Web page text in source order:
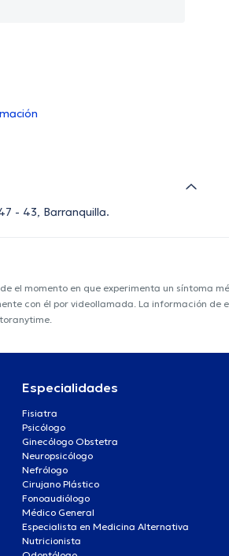
- 43, Barranquilla.
el momento en que experimenta un síntoma
con él por videollamada. La información
Especialidades
Fisiatra
Psicólogo
Ginecólogo Obstetra
Neuropsicólogo
Nefrólogo
Cirujano Plástico
Fonoaudiólogo
Médico General
Especialista en Medicina Alternativa
Nutricionista